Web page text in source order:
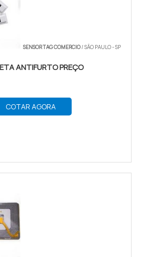
SENSOR TAG COMERCIO/ SÃO PAULO - SP
ANTIFURTO PREÇO
COTAR AGORA